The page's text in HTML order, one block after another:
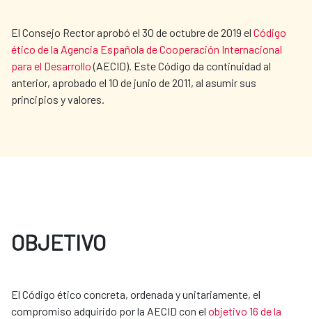
El Consejo Rector aprobó el 30 de octubre de 2019 el Código
ético de la Agencia Española de Cooperación Internacional
para el Desarrollo(AECID). Este Código da continuidad al
anterior, aprobado el 10 de junio de 2011, al asumir sus
principios y valores.
OBJETIVO
El Código ético concreta, ordenada y unitariamente, el
compromiso adquirido por la AECID con el objetivo 16 de la